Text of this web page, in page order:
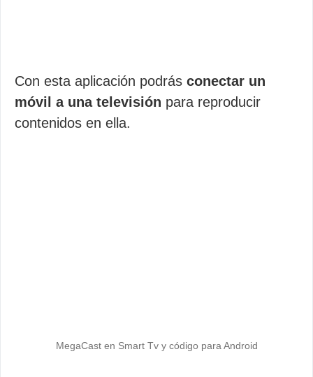
Con esta aplicación podrás conectar un
móvil a una televisión para reproducir
contenidos en ella.
MegaCast en Smart Tv y código para Android